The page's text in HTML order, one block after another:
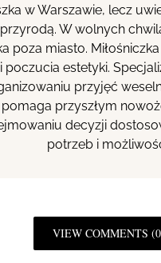
w Warszawie, lecz
W wolnych
poza miasto.
i poczucia estetyki.
przyjęć
pomaga przyszłym
decyzji
potrzeb i
VIEW COMMENTS